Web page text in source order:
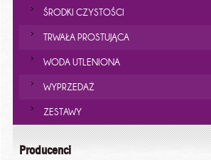
ŚRODKI CZYSTOŚCI
TRWAŁA PROSTUJĄCA
WODA UTLENIONA
WYPRZEDAŻ
ZESTAWY
Producenci